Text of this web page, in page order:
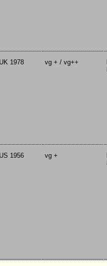
UK 1978 vg + / vg++
US 1956 vg +